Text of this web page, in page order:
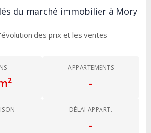
du marché immobilier à Mory
des prix et les ventes
APPARTEMENTS
-
DÉLAI APPART.
-